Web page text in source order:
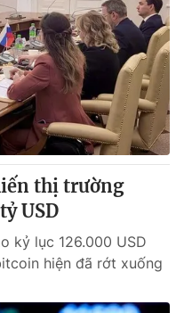
thị trường
USD
kỷ lục 126.000 USD
hiện đã rớt xuống